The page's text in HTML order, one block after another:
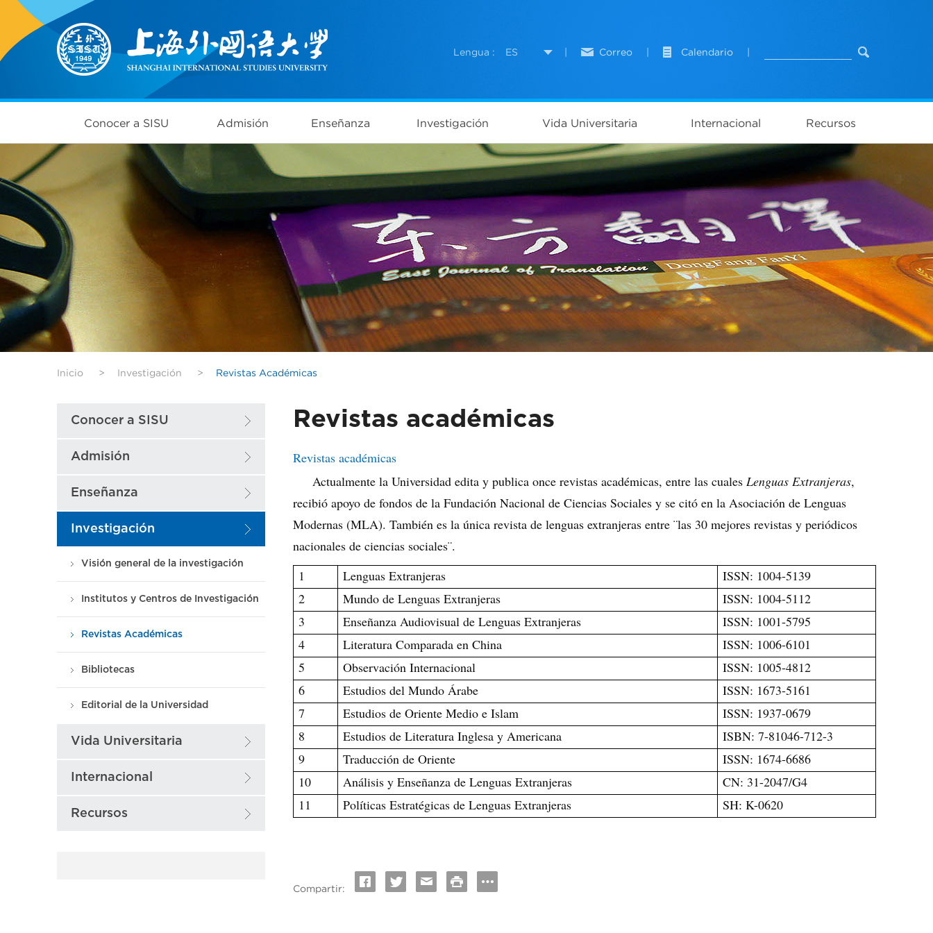
Lengua : ES Correo Calendario
Conocer a SISU Admisión Enseñanza Investigación Vida Universitaria Internacional Recursos
Inicio > Investigación > Revistas Académicas
Conocer a SISU
Admisión
Enseñanza
Investigación
Visión general de la investigación
Institutos y Centros de Investigación
Revistas Académicas
Bibliotecas
Editorial de la Universidad
Vida Universitaria
Internacional
Recursos
Revistas académicas
Revistas académicas
Actualmente la Universidad edita y publica once revistas académicas, entre las cuales Lenguas Extranjeras,
recibió apoyo de fondos de la Fundación Nacional de Ciencias Sociales y se citó en la Asociación de Lenguas
Modernas (MLA). También es la única revista de lenguas extranjeras entre ¨las 30 mejores revistas y periódicos
nacionales de ciencias sociales¨.
1
Lenguas Extranjeras
ISSN: 1004-5139
2
Mundo de Lenguas Extranjeras
ISSN: 1004-5112
3
Enseñanza Audiovisual de Lenguas Extranjeras
ISSN: 1001-5795
4
Literatura Comparada en China
ISSN: 1006-6101
5
Observación Internacional
ISSN: 1005-4812
6
Estudios del Mundo Árabe
ISSN: 1673-5161
7
Estudios de Oriente Medio e Islam
ISSN: 1937-0679
8
Estudios de Literatura Inglesa y Americana
ISBN: 7-81046-712-3
9
Traducción de Oriente
ISSN: 1674-6686
10
Análisis y Enseñanza de Lenguas Extranjeras
CN: 31-2047/G4
11
Políticas Estratégicas de Lenguas Extranjeras SH: K-0620
Compartir: